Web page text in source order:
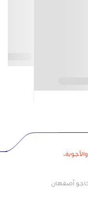
خاجو أصفهان